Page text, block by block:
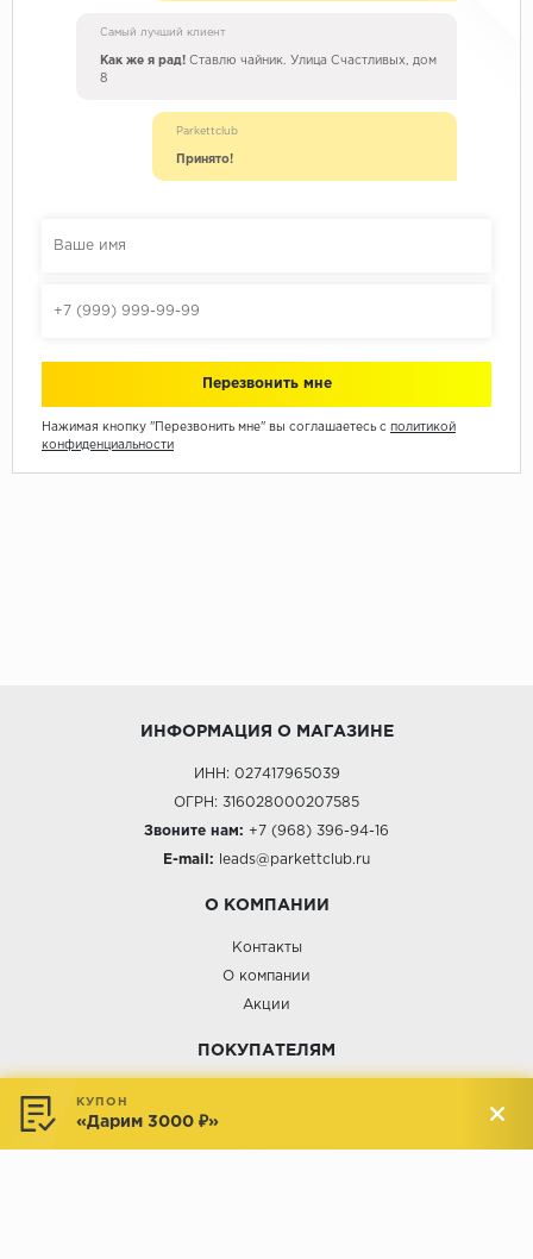
Самый лучший клиент
Как же я рад! Ставлю чайник. Улица Счастливых, дом
8
Parkettclub
Принято!
Нажимая кнопку "Перезвонить мне" вы соглашаетесь с политикой
конфиденциальности
ИНФОРМАЦИЯ О МАГАЗИНЕ
ИНН: 027417965039
ОГРН: 316028000207585
Звоните нам: +7 (968) 396-94-16
E-mail: leads@parkettclub.ru
О КОМПАНИИ
Контакты
О компании
Акции
ПОКУПАТЕЛЯМ
Доставка и оплата
Обмен и возврат
КУПОН
«Дарим 3000 ₽»